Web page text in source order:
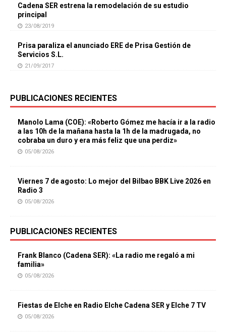
Cadena SER estrena la remodelación de su estudio
principal
23/08/2019
Prisa paraliza el anunciado ERE de Prisa Gestión de
Servicios S.L.
21/09/2017
PUBLICACIONES RECIENTES
Manolo Lama (COE): «Roberto Gómez me hacía ir a la radio
a las 10h de la mañana hasta la 1h de la madrugada, no
cobraba un duro y era más feliz que una perdiz»
05/08/2026
Viernes 7 de agosto: Lo mejor del Bilbao BBK Live 2026 en
Radio 3
05/08/2026
PUBLICACIONES RECIENTES
Frank Blanco (Cadena SER): «La radio me regaló a mi
familia»
05/08/2026
Fiestas de Elche en Radio Elche Cadena SER y Elche 7 TV
05/08/2026